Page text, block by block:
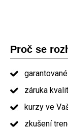
Proč se
záruka
kurzy ve
zkušení